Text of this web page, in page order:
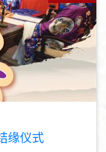
缘仪式